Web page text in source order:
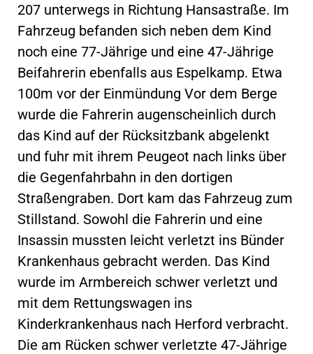
207 unterwegs in Richtung Hansastraße. Im
Fahrzeug befanden sich neben dem Kind
noch eine 77-Jährige und eine 47-Jährige
Beifahrerin ebenfalls aus Espelkamp. Etwa
100m vor der Einmündung Vor dem Berge
wurde die Fahrerin augenscheinlich durch
das Kind auf der Rücksitzbank abgelenkt
und fuhr mit ihrem Peugeot nach links über
die Gegenfahrbahn in den dortigen
Straßengraben. Dort kam das Fahrzeug zum
Stillstand. Sowohl die Fahrerin und eine
Insassin mussten leicht verletzt ins Bünder
Krankenhaus gebracht werden. Das Kind
wurde im Armbereich schwer verletzt und
mit dem Rettungswagen ins
Kinderkrankenhaus nach Herford verbracht.
Die am Rücken schwer verletzte 47-Jährige